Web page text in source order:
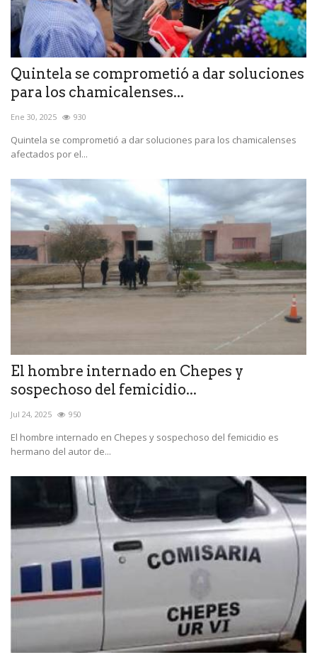
Quintela se comprometió a dar soluciones
para los chamicalenses...
Ene 30, 2025 930
Quintela se comprometió a dar soluciones para los chamicalenses
afectados por el...
El hombre internado en Chepes y
sospechoso del femicidio...
Jul 24, 2025 950
El hombre internado en Chepes y sospechoso del femicidio es
hermano del autor de...